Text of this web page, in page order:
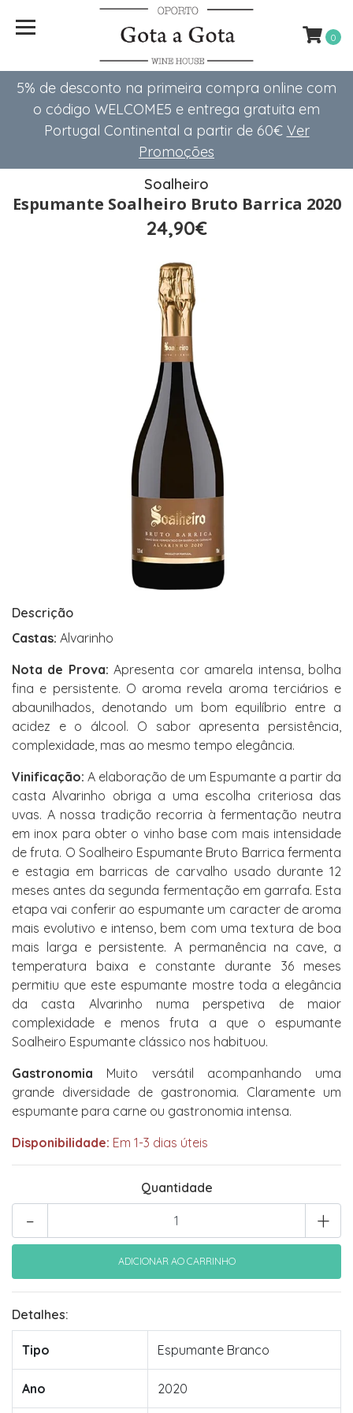
5% de desconto na primeira compra online com
o código WELCOME5 e entrega gratuita em
Portugal Continental a partir de 60€ Ver
Promoções
0
Soalheiro
Espumante Soalheiro Bruto Barrica 2020
24,90€
Descrição
Castas: Alvarinho
Nota de Prova: Apresenta cor amarela intensa, bolha
fina e persistente. O aroma revela aroma terciários e
abaunilhados, denotando um bom equilíbrio entre a
acidez e o álcool. O sabor apresenta persistência,
complexidade, mas ao mesmo tempo elegância.
Vinificação: A elaboração de um Espumante a partir da
casta Alvarinho obriga a uma escolha criteriosa das
uvas. A nossa tradição recorria à fermentação neutra
em inox para obter o vinho base com mais intensidade
de fruta. O Soalheiro Espumante Bruto Barrica fermenta
e estagia em barricas de carvalho usado durante 12
meses antes da segunda fermentação em garrafa. Esta
etapa vai conferir ao espumante um caracter de aroma
mais evolutivo e intenso, bem com uma textura de boa
mais larga e persistente. A permanência na cave, a
temperatura baixa e constante durante 36 meses
permitiu que este espumante mostre toda a elegância
da casta Alvarinho numa perspetiva de maior
complexidade e menos fruta a que o espumante
Soalheiro Espumante clássico nos habituou.
Gastronomia Muito versátil acompanhando uma
grande diversidade de gastronomia. Claramente um
espumante para carne ou gastronomia intensa.
Disponibilidade: Em 1-3 dias úteis
Quantidade
+
-
Detalhes:
Tipo Espumante Branco
Ano 2020